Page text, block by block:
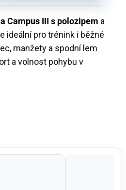
Campus III s polozipem a
ideální pro trénink i běžné
manžety a spodní lem
a volnost pohybu v